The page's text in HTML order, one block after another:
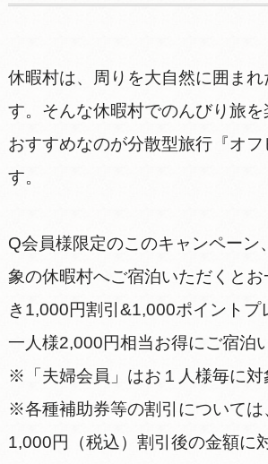
休暇村は、周りを大自然に囲ま
す。そんな休暇村でのんびり旅
おすすめなのが分散型旅行『オ
す。
Q会員様限定のこのキャンペーン
象の休暇村へご宿泊いただくと
き1,000円割引&1,000ポイントプ
一人様2,000円相当お得にご宿泊
※「夫婦会員」はお１人様毎に対
※各種補助券等の割引については
1,000円（税込）割引後の金額に